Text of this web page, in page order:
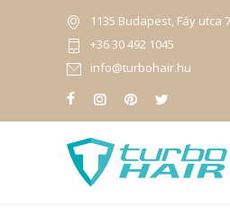
1135 Budapest, Fáy utca
+36 30 492 1045
info@turbohair.hu